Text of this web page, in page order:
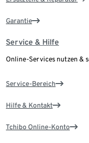
Garantie
Service & Hilfe
Online-Services nutzen &
Service-Bereich
Hilfe & Kontakt
Tchibo Online-Konto